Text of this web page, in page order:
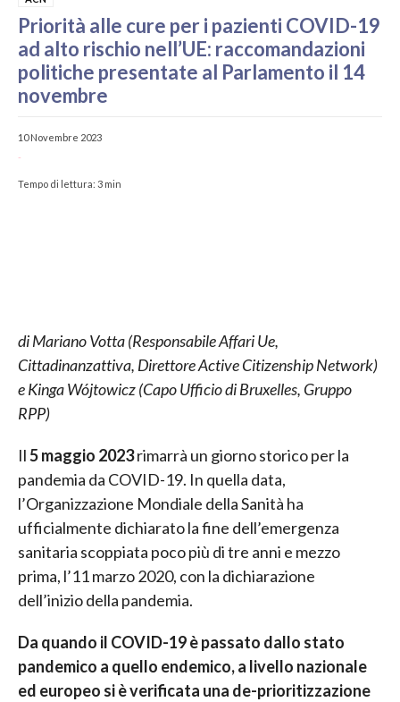
Priorità alle cure per i pazienti COVID-19
ad alto rischio nell’UE: raccomandazioni
politiche presentate al Parlamento il 14
novembre
10 Novembre 2023
-
Tempo di lettura: 3 min
di Mariano Votta (Responsabile Affari Ue,
Cittadinanzattiva, Direttore Active Citizenship Network)
e Kinga Wójtowicz (Capo Ufficio di Bruxelles, Gruppo
RPP)
Il5 maggio 2023rimarrà un giorno storico per la
pandemia da COVID-19. In quella data,
l’Organizzazione Mondiale della Sanità ha
ufficialmente dichiarato la fine dell’emergenza
sanitaria scoppiata poco più di tre anni e mezzo
prima, l’11 marzo 2020, con la dichiarazione
dell’inizio della pandemia.
Da quando il COVID-19 è passato dallo stato
pandemico a quello endemico, a livello nazionale
ed europeo si è verificata una de-prioritizzazione